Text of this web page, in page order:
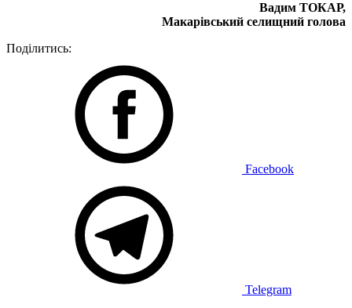
Вадим ТОКАР,
Макарівський селищний голова
Поділитись:
Facebook
Telegram